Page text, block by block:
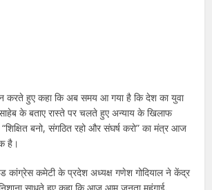
करते हुए कहा कि अब समय आ गया है कि देश का युवा
के बताए रास्ते पर चलते हुए अन्याय के खिलाफ
बनो, संगठित रहो और संघर्ष करो” का मंत्र आज
है।
कांग्रेस कमेटी के प्रदेश अध्यक्ष गणेश गोदियाल ने केंद्र